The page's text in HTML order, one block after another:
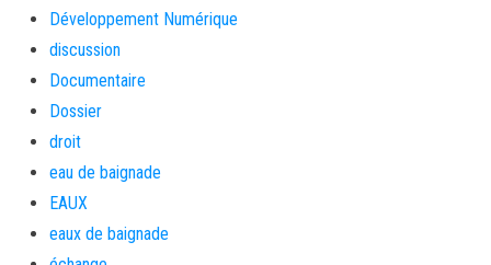
Développement Numérique
discussion
Documentaire
Dossier
droit
eau de baignade
EAUX
eaux de baignade